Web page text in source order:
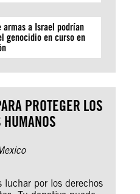
armas a Israel podrían
genocidio en curso en
PROTEGER LOS
HUMANOS
luchar por los derechos